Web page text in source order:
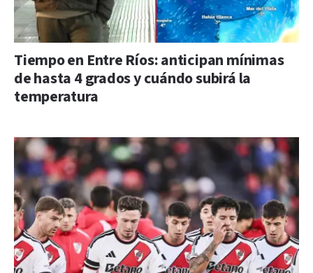
Tiempo en Entre Ríos: anticipan mínimas
de hasta 4 grados y cuándo subirá la
temperatura